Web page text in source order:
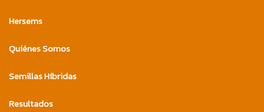
Hersems
Quiénes Somos
Semillas Híbridas
Resultados